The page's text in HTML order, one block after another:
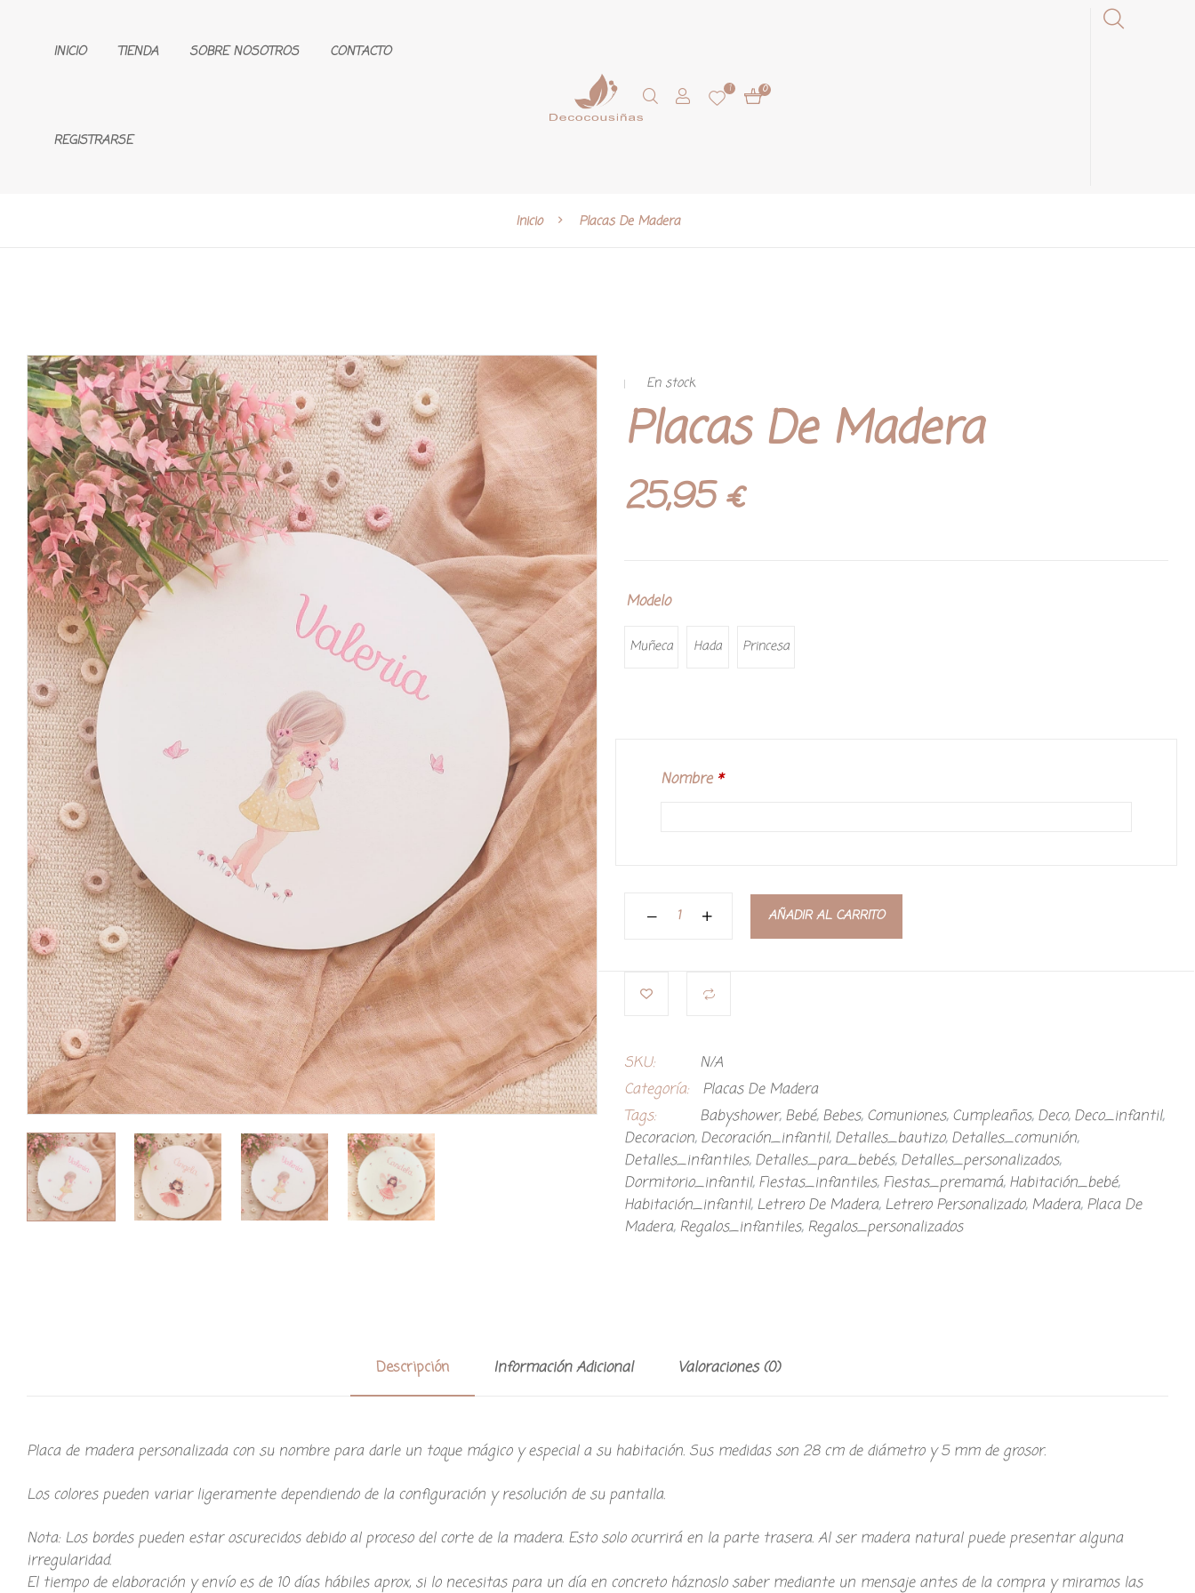
INICIO TIENDA SOBRE NOSOTROS CONTACTO
REGISTRARSE
1 0
Inicio Placas De Madera
🔍 En stock
Placas De Madera
25,95€
Modelo
Muñeca Hada Princesa
Nombre *
AÑADIR AL CARRITO
SKU:
N/A
Categoría:
Placas De Madera
Tags:
Babyshower, Bebé, Bebes, Comuniones, Cumpleaños, Deco, Deco_infantil,
Decoracion, Decoración_infantil, Detalles_bautizo, Detalles_comunión,
Detalles_infantiles, Detalles_para_bebés, Detalles_personalizados,
Dormitorio_infantil, Fiestas_infantiles, Fiestas_premamá, Habitación_bebé,
Habitación_infantil, Letrero De Madera, Letrero Personalizado, Madera, Placa De
Madera, Regalos_infantiles, Regalos_personalizados
Descripción Información Adicional Valoraciones (0)
Placa de madera personalizada con su nombre para darle un toque mágico y especial a su habitación. Sus medidas son 28 cm de diámetro y 5 mm de grosor.
Los colores pueden variar ligeramente dependiendo de la configuración y resolución de su pantalla.
Nota: Los bordes pueden estar oscurecidos debido al proceso del corte de la madera. Esto solo ocurrirá en la parte trasera. Al ser madera natural puede presentar alguna
irregularidad.
El tiempo de elaboración y envío es de 10 días hábiles aprox, si lo necesitas para un día en concreto háznoslo saber mediante un mensaje antes de la compra y miramos las